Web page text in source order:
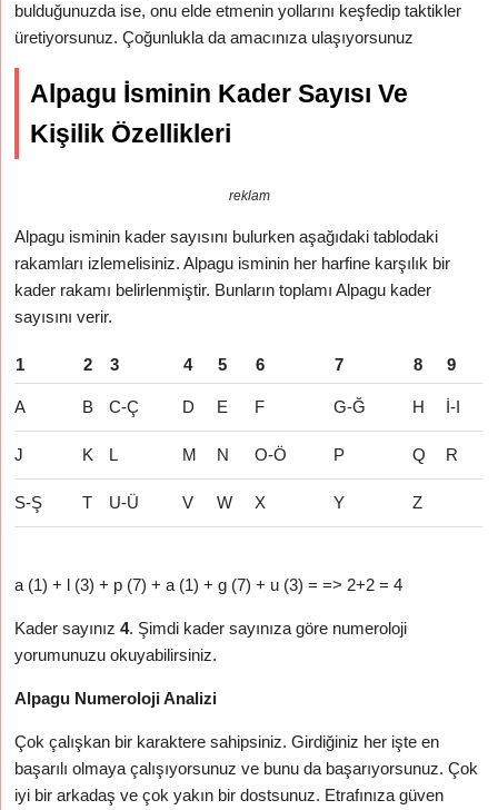
bulduğunuzda ise, onu elde etmenin yollarını keşfedip taktikler
üretiyorsunuz. Çoğunlukla da amacınıza ulaşıyorsunuz
Alpagu İsminin Kader Sayısı Ve
Kişilik Özellikleri
reklam
Alpagu isminin kader sayısını bulurken aşağıdaki tablodaki
rakamları izlemelisiniz. Alpagu isminin her harfine karşılık bir
kader rakamı belirlenmiştir. Bunların toplamı Alpagu kader
sayısını verir.
1 2 3 4 5 6 7 8 9
A B C-Ç D E F G-Ğ H İ-I
J K L M N O-Ö P Q R
S-Ş T U-Ü V W X Y Z
a (1) + l (3) + p (7) + a (1) + g (7) + u (3) = => 2+2 = 4
Kader sayınız4. Şimdi kader sayınıza göre numeroloji
yorumunuzu okuyabilirsiniz.
Alpagu Numeroloji Analizi
Çok çalışkan bir karaktere sahipsiniz. Girdiğiniz her işte en
başarılı olmaya çalışıyorsunuz ve bunu da başarıyorsunuz. Çok
iyi bir arkadaş ve çok yakın bir dostsunuz. Etrafınıza güven